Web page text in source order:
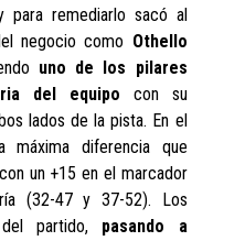
remediarlo sacó al
negocio como Othello
uno de los pilares
del equipo con su
lados de la pista. En el
diferencia que
un +15 en el marcador
(32-47 y 37-52). Los
partido, pasando a